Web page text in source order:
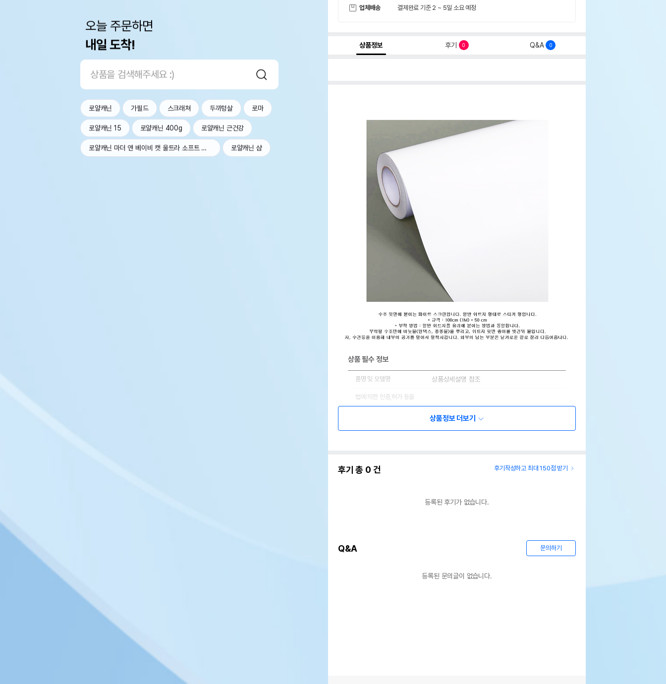
오늘 주문하면
내일 도착!
로얄캐닌 가필드 스크래쳐 두끼텅살 로마
로얄캐닌 15 로얄캐닌 400g 로얄캐닌 근건강
로얄캐닌 마더 앤 베이비 캣 울트라 소프트 무스 트레이 100g 로얄캐닌 샴
업체배송 결제완료 기준 2 ~ 5일 소요 예정
상품정보 후기 0 Q&A 0
상품 필수 정보
품명 및 모델명 상품상세설명 참조
법에 의한 인증,허가 등을
받았음을 확인할수 있는 경우
상품상세설명 참조
제조국 또는 원산지 상품상세설명 참조
AS책임자와 전화번호 또는
유통기한이 최소 2026.12.05이거나 그 이후인
상품정보 더보기
후기 총 0 건 후기작성하고 최대 150점 받기
등록된 후기가 없습니다.
Q&A 문의하기
등록된 문의글이 없습니다.